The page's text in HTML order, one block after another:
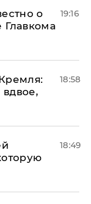
о
Главкома
19:16
вдвое,
18:58
18:49